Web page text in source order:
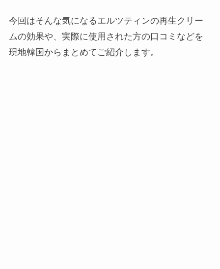
今回はそんな気になるエルツティンの再生クリー
ムの効果や、実際に使用された方の口コミなどを
現地韓国からまとめてご紹介します。